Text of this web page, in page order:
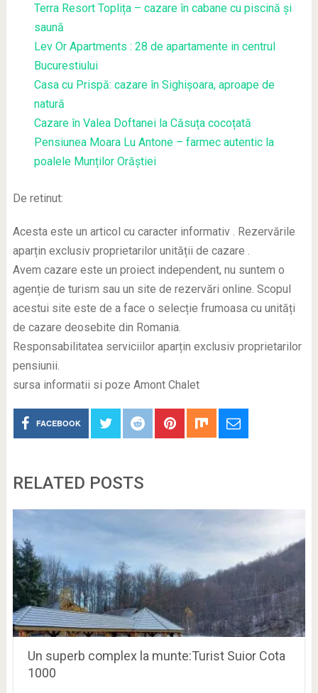
Terra Resort Toplița – cazare în cabane cu piscină și
saună
Lev Or Apartments : 28 de apartamente in centrul
Bucurestiului
Casa cu Prispă: cazare în Sighișoara, aproape de
natură
Cazare în Valea Doftanei la Căsuța cocoțată
Pensiunea Moara Lu Antone – farmec autentic la
poalele Munților Orăștiei
De retinut:
Acesta este un articol cu caracter informativ . Rezervările
aparțin exclusiv proprietarilor unității de cazare .
Avem cazare este un proiect independent, nu suntem o
agenție de turism sau un site de rezervări online. Scopul
acestui site este de a face o selecție frumoasa cu unități
de cazare deosebite din Romania.
Responsabilitatea serviciilor aparțin exclusiv proprietarilor
pensiunii.
sursa informatii si poze Amont Chalet
FACEBOOK
RELATED POSTS
Un superb complex la munte:Turist Suior Cota
1000